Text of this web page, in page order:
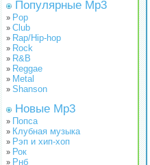
Популярные Mp3
» Pop
» Club
» Rap/Hip-hop
» Rock
» R&B
» Reggae
» Metal
» Shanson
Новые Mp3
» Попса
» Клубная музыка
» Рэп и хип-хоп
» Рок
» Рнб